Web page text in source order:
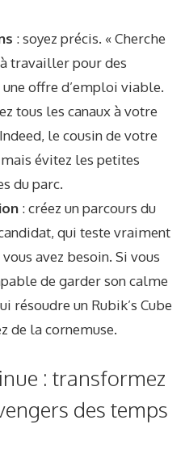
: soyez précis. « Cherche
travailler pour des
une offre d’emploi viable.
tous les canaux à votre
le cousin de votre
évitez les petites
du parc.
: créez un parcours du
qui teste vraiment
avez besoin. Si vous
de garder son calme
résoudre un Rubik’s Cube
de la cornemuse.
: transformez
des temps